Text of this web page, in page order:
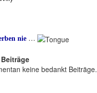
nie …
keine bedankt Beiträge.